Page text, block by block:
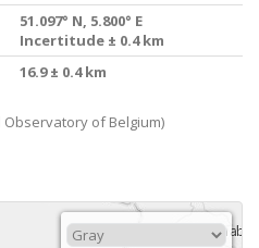
51.097° N, 5.800° E
Incertitude ± 0.4 km
16.9 ± 0.4 km
Observatory of Belgium)